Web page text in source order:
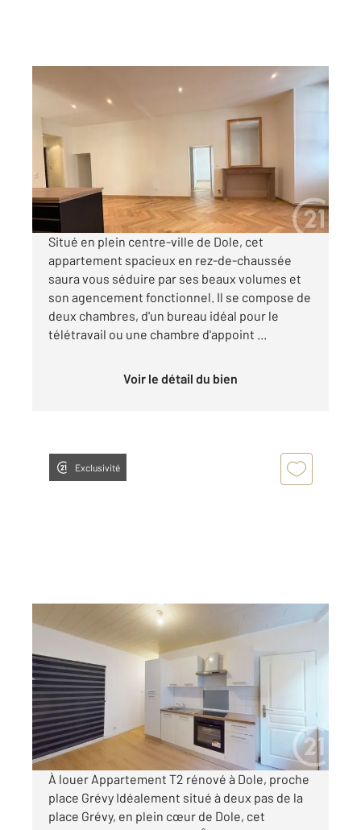
DOLE 39
86,17 m
, 3 pièces
Appartement à louer
800 €
par mois charges comprises
Situé en plein centre-ville de Dole, cet
appartement spacieux en rez-de-chaussée
saura vous séduire par ses beaux volumes et
son agencement fonctionnel. Il se compose de
deux chambres, d'un bureau idéal pour le
télétravail ou une chambre d'appoint ...
Voir le détail du bien
Exclusivité
DOLE 39
35,45 m , 2 pièces
Ref : 13555
Appartement à louer
490 €
par mois charges comprises
À louer Appartement T2 rénové à Dole, proche
place Grévy Idéalement situé à deux pas de la
place Grévy, en plein cœur de Dole, cet